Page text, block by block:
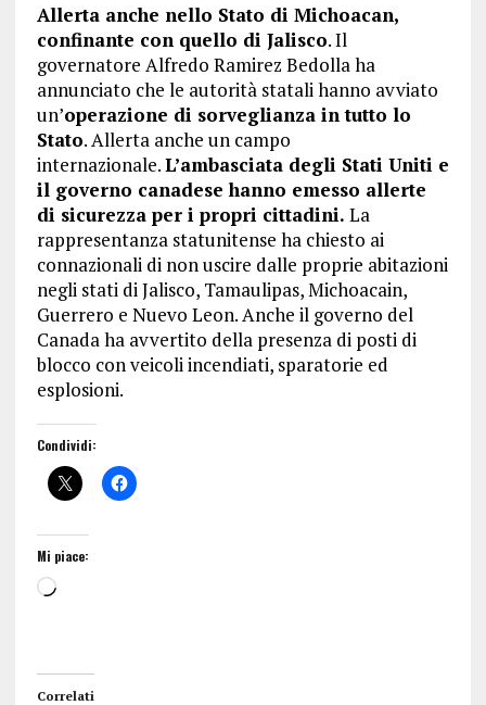
Allerta anche nello Stato di Michoacan,
confinante con quello di Jalisco. Il
governatore Alfredo Ramirez Bedolla ha
annunciato che le autorità statali hanno avviato
un’operazione di sorveglianza in tutto lo
Stato. Allerta anche un campo
internazionale.L’ambasciata degli Stati Uniti e
il governo canadese hanno emesso allerte
di sicurezza per i propri cittadini. La
rappresentanza statunitense ha chiesto ai
connazionali di non uscire dalle proprie abitazioni
negli stati di Jalisco, Tamaulipas, Michoacain,
Guerrero e Nuevo Leon. Anche il governo del
Canada ha avvertito della presenza di posti di
blocco con veicoli incendiati, sparatorie ed
esplosioni.
Condividi:
Mi piace:
Correlati